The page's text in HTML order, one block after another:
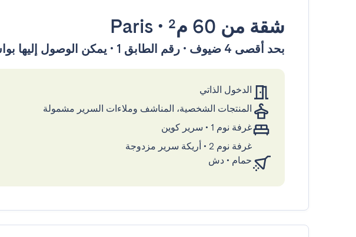
شقة من 60 م² •
Paris
بحد أقصى 4 ضيوف • رقم الطابق 1 • يمكن الوصول إليها بواسطة المصعد
الدخول الذاتي
المنتجات الشخصية، المناشف وملاءات السرير مشمولة
غرفة نوم 1
• سرير كوين
غرفة نوم 2
• أريكة سرير مزدوجة
حمام • دش